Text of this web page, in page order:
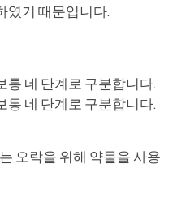
였기 때문입니다.
통 네 단계로 구분합니다.
통 네 단계로 구분합니다.
오락을 위해 약물을 사용